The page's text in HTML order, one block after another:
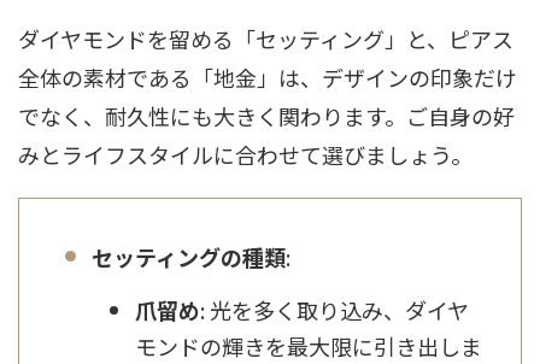
ダイヤモンドを留める「セッティング」と、ピアス
全体の素材である「地金」は、デザインの印象だけ
でなく、耐久性にも大きく関わります。ご自身の好
みとライフスタイルに合わせて選びましょう。
セッティングの種類:
爪留め: 光を多く取り込み、ダイヤ
モンドの輝きを最大限に引き出しま